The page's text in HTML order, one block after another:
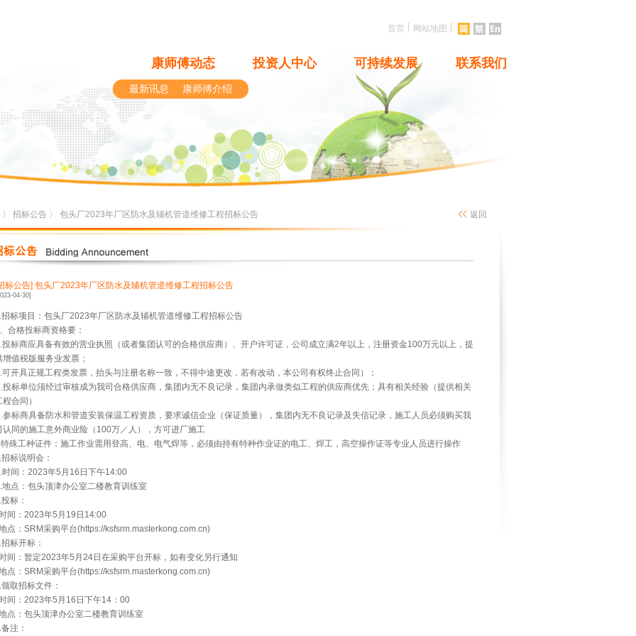
首页 网站地图
康师傅动态 投资人中心 可持续发展 联系我们
最新讯息 康师傅介绍
〉 招标公告 〉 包头厂2023年厂区防水及辅机管道维修工程招标公告 返回
标公告] 包头厂2023年厂区防水及辅机管道维修工程招标公告
04-30]
标项目：包头厂2023年厂区防水及辅机管道维修工程招标公告
合格投标商资格要：
投标商应具备有效的营业执照（或者集团认可的合格供应商）、开户许可证，公司成立满2年以上，注册资金100万元以上，提
增值税版服务业发票；
可开具正规工程类发票，抬头与注册名称一致，不得中途更改，若有改动，本公司有权终止合同）；
投标单位须经过审核成为我司合格供应商，集团内无不良记录，集团内承做类似工程的供应商优先；具有相关经验（提供相关
程合同）
参标商具备防水和管道安装保温工程资质，要求诚信企业（保证质量），集团内无不良记录及失信记录，施工人员必须购买我
认同的施工意外商业险（100万／人），方可进厂施工
特殊工种证件：施工作业需用登高、电、电气焊等，必须由持有特种作业证的电工、焊工，高空操作证等专业人员进行操作
标说明会：
时间：2023年5月16日下午14:00
地点：包头顶津办公室二楼教育训练室
标：
间：2023年5月19日14:00
点：SRM采购平台(https://ksfsrm.masterkong.com.cn)
标开标：
间：暂定2023年5月24日在采购平台开标，如有变化另行通知
点：SRM采购平台(https://ksfsrm.masterkong.com.cn)
取招标文件：
间：2023年5月16日下午14：00
点：包头顶津办公室二楼教育训练室
注：